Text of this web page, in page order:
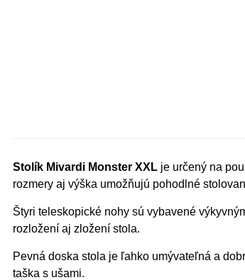
Stolík Mivardi Monster XXL je určený na
rozmery aj výška umožňujú pohodlné
Štyri teleskopické nohy sú vybavené
rozložení aj zložení stola.
Pevná doska stola je ľahko umývateľná a
taška s ušami.